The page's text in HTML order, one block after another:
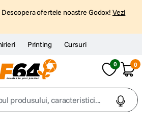
Descopera ofertele noastre Godox! Vezi
Printing Cursuri
0 0
caracteristici...